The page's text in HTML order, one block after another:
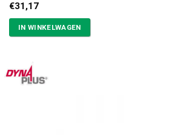
€31,17
IN WINKELWAGEN